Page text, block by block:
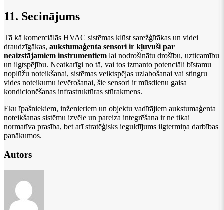
11. Secinājums
Tā kā komerciālās HVAC sistēmas kļūst sarežģītākas un videi
draudzīgākas, aukstumaģenta sensori ir kļuvuši par
neaizstājamiem instrumentiem lai nodrošinātu drošību, uzticamību
un ilgtspējību. Neatkarīgi no tā, vai tos izmanto potenciāli bīstamu
noplūžu noteikšanai, sistēmas veiktspējas uzlabošanai vai stingru
vides noteikumu ievērošanai, šie sensori ir mūsdienu gaisa
kondicionēšanas infrastruktūras stūrakmens.
Ēku īpašniekiem, inženieriem un objektu vadītājiem aukstumaģenta
noteikšanas sistēmu izvēle un pareiza integrēšana ir ne tikai
normatīva prasība, bet arī stratēģisks ieguldījums ilgtermiņa darbības
panākumos.
Autors